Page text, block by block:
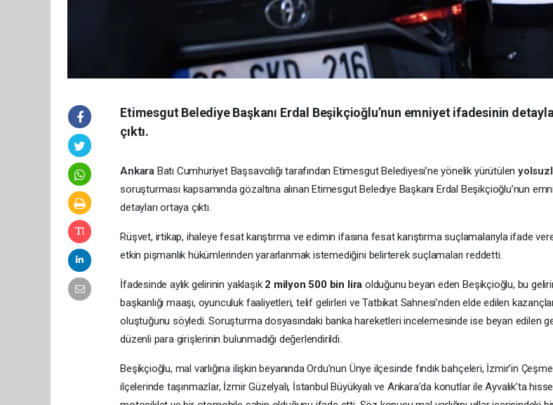
Etimesgut Belediye Başkanı Erdal Beşikçioğlu’nun emniyet ifadesinin
çıktı.
Ankara Batı Cumhuriyet Başsavcılığı tarafından Etimesgut Belediyesi’ne yönelik yürütülen
soruşturması kapsamında gözaltına alınan Etimesgut Belediye Başkanı Erdal Beşikçioğlu’nun
detayları ortaya çıktı.
Rüşvet, irtikap, ihaleye fesat karıştırma ve edimin ifasına fesat karıştırma suçlamalarıyla ifade
etkin pişmanlık hükümlerinden yararlanmak istemediğini belirterek suçlamaları reddetti.
İfadesinde aylık gelirinin yaklaşık 2 milyon 500 bin lira olduğunu beyan eden Beşikçioğlu, bu
başkanlığı maaşı, oyunculuk faaliyetleri, telif gelirleri ve Tatbikat Sahnesi’nden elde edilen
oluştuğunu söyledi. Soruşturma dosyasındaki banka hareketleri incelemesinde ise beyan edilen
düzenli para girişlerinin bulunmadığı değerlendirildi.
Beşikçioğlu, mal varlığına ilişkin beyanında Ordu’nun Ünye ilçesinde fındık bahçeleri, İzmir’in
ilçelerinde taşınmazlar, İzmir Güzelyalı, İstanbul Büyükyalı ve Ankara’da konutlar ile Ayvalık’ta